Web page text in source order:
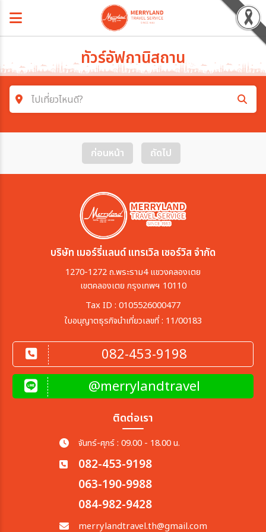
ทัวร์อัฟกานิสถาน
ไปเที่ยวไหนดี?
ค้นหาโปรแกรมทัวร์
ตั้งแต่วันที่
เฉพาะเดือน
ก่อนหน้า ถัดไป
บริษัท เมอร์รี่แลนด์ แทรเวิล เซอร์วิส จำกัด
1270-1272 ถ.พระราม4 แขวงคลองเตย
เขตคลองเตย กรุงเทพฯ 10110
Tax ID : 0105526000477
ใบอนุญาตธุรกิจนำเที่ยวเลขที่ : 11/00183
082-453-9198
@merrylandtravel
ติดต่อเรา
จันทร์-ศุกร์ : 09.00 - 18.00 น.
082-453-9198
063-190-9988
084-982-9428
merrylandtravel.th@gmail.com